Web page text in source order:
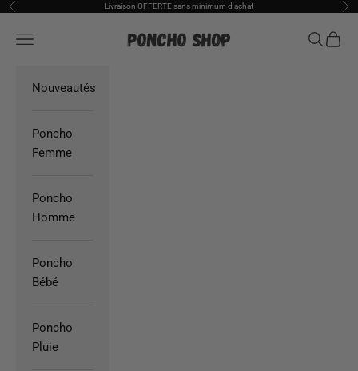
Passer au contenu
Précédent Livraison OFFERTE sans minimum d'achat
Poncho Shop
Ouvrir la navigation Ouvrir la
Voir
Nouveautés
Poncho
Femme
Poncho
Homme
Poncho
Bébé
Poncho
Pluie